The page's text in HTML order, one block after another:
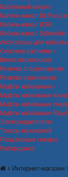
Кабельный канал
Кабель-канал DLPlus
Кабель-канал ИЭК
Кабель-канал
Аксессуары для
Силовые разъемы
Вилка переносная
Розетка стационарная
Розетка переносная
Муфты кабельные
Муфты кабельные
Муфты кабельные
Муфты кабельные
Электродвигатели
Товары на главной
Популярные товары
Распродажа
Интернет-магазин